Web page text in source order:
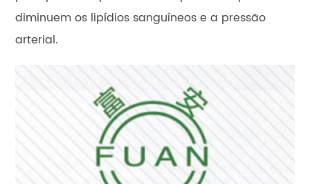
diminuem os lipídios sanguíneos e a pressão
arterial.